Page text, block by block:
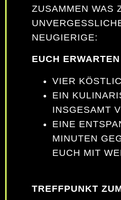
ZUSAMMEN WAS
EUGIERIGE:
EUCH ERWARTEN
VIER
EIN
INSGESAMT
EINE
MINUTEN
EUCH MIT
TREFFPUNKT